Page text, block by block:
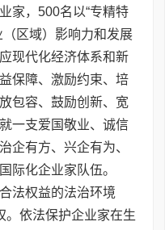
家，500名以“专精特
区域）影响力和发展
现代化经济体系和新
保障、激励约束、培
包容、鼓励创新、宽
一支爱国敬业、诚信
企有方、兴企有为、
际化企业家队伍。
权益的法治环境
依法保护企业家在生